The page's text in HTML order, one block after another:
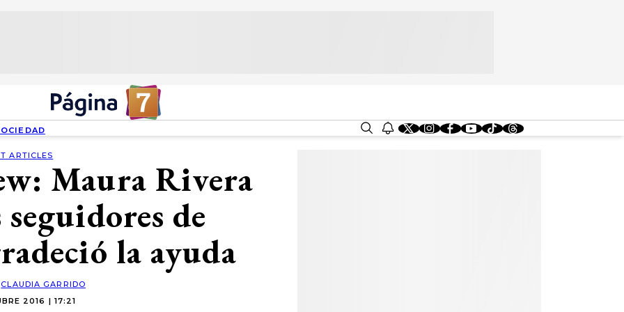
ARTICLES
Maura Rivera
seguidores de
la ayuda
CLAUDIA GARRIDO
2016 | 17:21